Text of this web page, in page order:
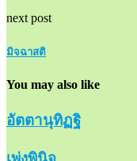
next post
มิจฉาสติ
You may also like
อัตตานุทิฏฐิ